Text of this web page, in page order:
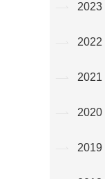
2023
2022
2021
2020
2019